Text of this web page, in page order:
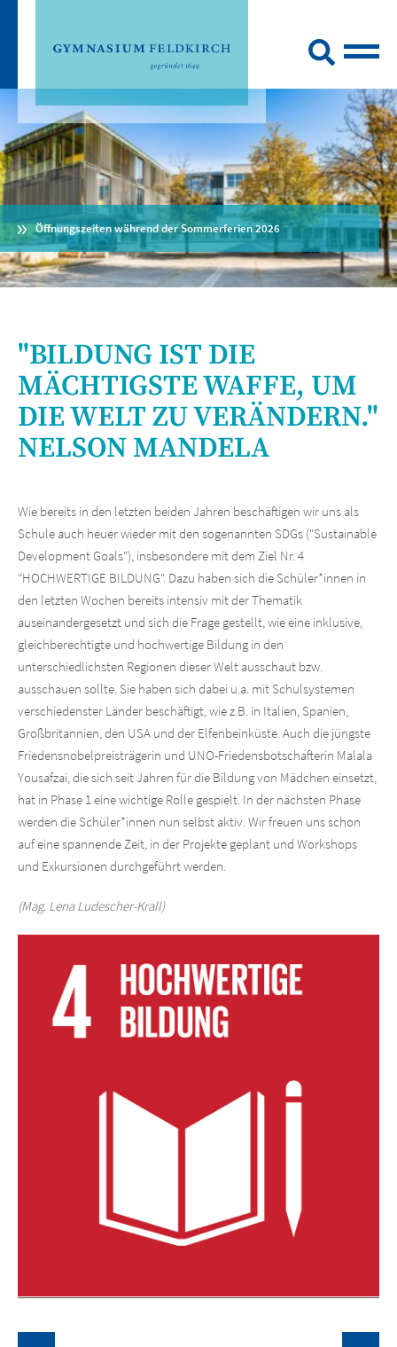
Öffnungszeiten während der Sommerferien 2026
"BILDUNG IST DIE
MÄCHTIGSTE WAFFE, UM
DIE WELT ZU VERÄNDERN."
NELSON MANDELA
Wie bereits in den letzten beiden Jahren beschäftigen wir uns als
Schule auch heuer wieder mit den sogenannten SDGs ("Sustainable
Development Goals"), insbesondere mit dem Ziel Nr. 4
"HOCHWERTIGE BILDUNG". Dazu haben sich die Schüler*innen in
den letzten Wochen bereits intensiv mit der Thematik
auseinandergesetzt und sich die Frage gestellt, wie eine inklusive,
gleichberechtigte und hochwertige Bildung in den
unterschiedlichsten Regionen dieser Welt ausschaut bzw.
ausschauen sollte. Sie haben sich dabei u.a. mit Schulsystemen
verschiedenster Länder beschäftigt, wie z.B. in Italien, Spanien,
Großbritannien, den USA und der Elfenbeinküste. Auch die jüngste
Friedensnobelpreisträgerin und UNO-Friedensbotschafterin Malala
Yousafzai, die sich seit Jahren für die Bildung von Mädchen einsetzt,
hat in Phase 1 eine wichtige Rolle gespielt. In der nächsten Phase
werden die Schüler*innen nun selbst aktiv. Wir freuen uns schon
auf eine spannende Zeit, in der Projekte geplant und Workshops
und Exkursionen durchgeführt werden.
(Mag. Lena Ludescher-Krall)